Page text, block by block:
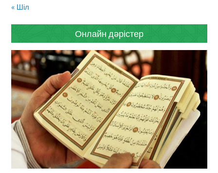
« Шіл
Онлайн дәрістер